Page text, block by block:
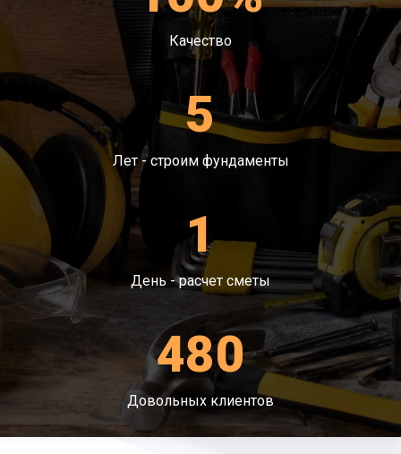
Качество
5
Лет - строим фундаменты
1
День - расчет сметы
480
Довольных клиентов